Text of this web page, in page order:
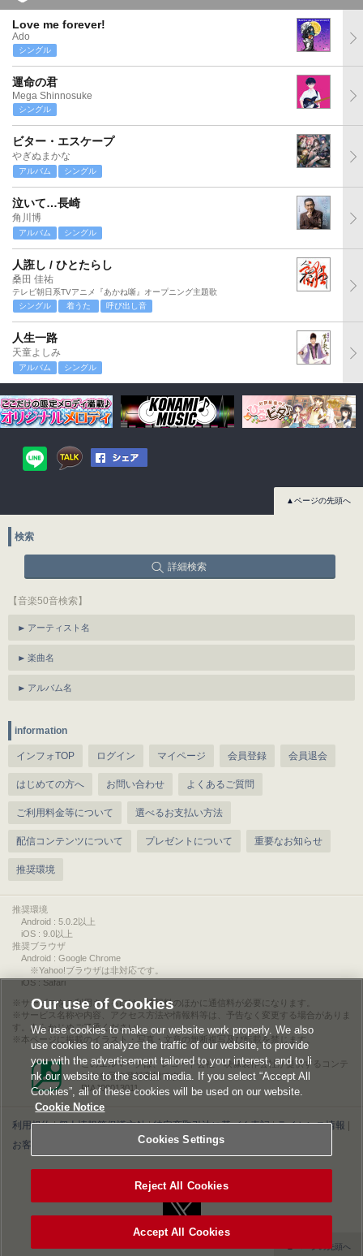
Love me forever!
Ado
シングル
運命の君
Mega Shinnosuke
シングル
ビター・エスケープ
やぎぬまかな
アルバム シングル
泣いて…長崎
角川博
アルバム シングル
人誑し / ひとたらし
桑田 佳祐
テレビ朝日系TVアニメ『あかね噺』オープニング主題歌
シングル
着うた 呼び出し音
人生一路
天童よしみ
アルバム シングル
▲ページの先頭へ
検索
詳細検索
【音楽50音検索】
アーティスト名
楽曲名
アルバム名
information
インフォTOP ログイン マイページ 会員登録 会員退会
はじめての方へ お問い合わせ よくあるご質問
ご利用料金等について 選べるお支払い方法
配信コンテンツについて プレゼントについて 重要なお知らせ
推奨環境
推奨環境
Android : 5.0.2以上
iOS : 9.0以上
推奨ブラウザ
Android : Google Chrome
※Yahoo!ブラウザは非対応です。
iOS : Safari
サービスをご利用されるには、情報料のほかに通信料が必要になります。
サービス名称や内容、アクセス方法や情報料等は、予告なく変更する場合がありま
す。あらかじめご了承ください。
本ページに掲載のイラスト・写真・文章の無断複写及び転載を禁じます。
このエルマークは、レコード会社・映像製作会社が提供するコンテ
ンツを示す登録商標です。
RIAJ00013011
利用規約|個人情報等保護方針|特定商取引法に基づく表記|ライセンス情報
お客様情報の外部送信について|Cookies Settings
▲ページの先頭へ
Our use of Cookies
We use cookies to make our website work properly. We also
use cookies to analyze the traffic of our website, to provide
you with the advertisement tailored to your interest, and to li
nk our website to the social media. If you select “Accept All
Cookies”, all of these cookies will be used on our website.
Cookie Notice
Cookies Settings
Reject All Cookies
Accept All Cookies